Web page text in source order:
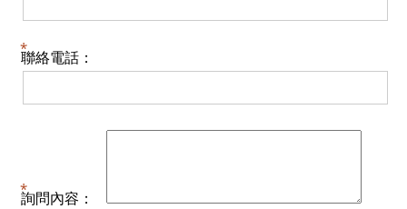
聯絡電話：
詢問內容：